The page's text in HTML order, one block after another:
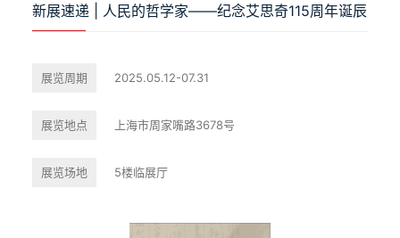
新展速递 | 人民的哲学家——纪念艾思奇115周年诞辰
展览周期 2025.05.12-07.31
展览地点 上海市周家嘴路3678号
展览场地 5楼临展厅